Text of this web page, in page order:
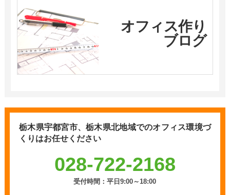
オフィス作り
ブログ
栃木県宇都宮市、栃木県北地域でのオフィス環境づ
くりはお任せください
028-722-2168
受付時間：平日9:00～18:00